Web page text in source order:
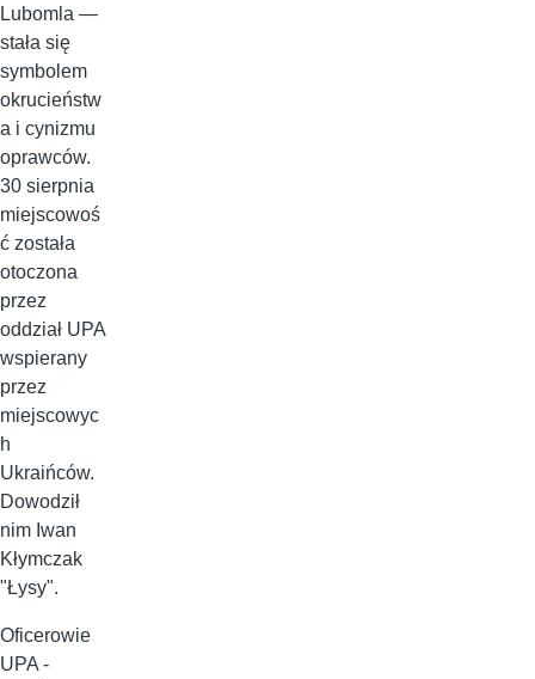
Lubomla —
stała się
symbolem
okrucieństw
a i cynizmu
oprawców.
30 sierpnia
miejscowoś
ć została
otoczona
przez
oddział UPA
wspierany
przez
miejscowyc
h
Ukraińców.
Dowodził
nim Iwan
Kłymczak
"Łysy".
Oficerowie
UPA -